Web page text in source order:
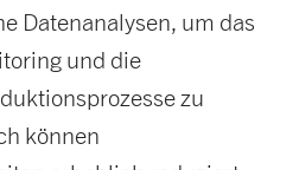
Datenanalysen, um das
und die
zu
können